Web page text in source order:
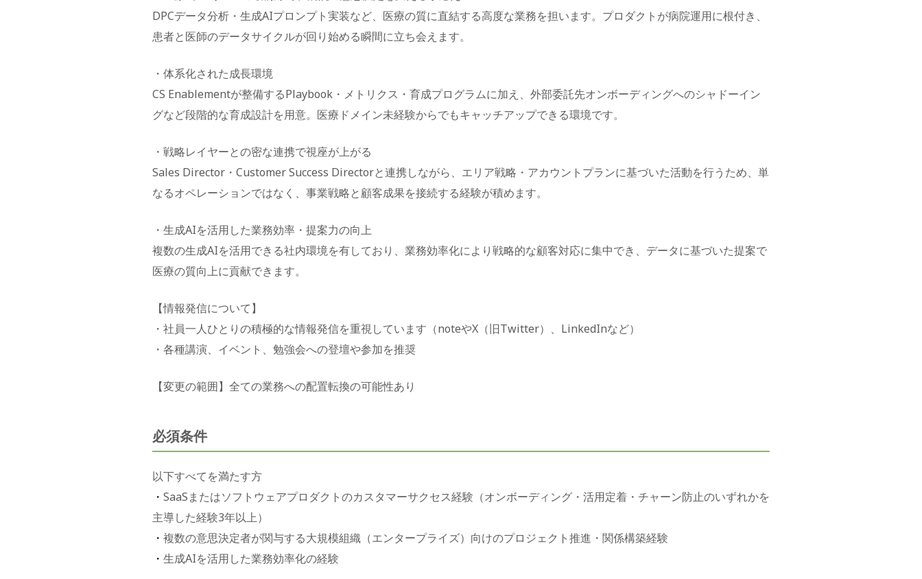
DPCデータ分析・生成AIプロンプト実装など、医療の質に直結する高度な業務を担います。プロダクトが病院運用に根付き、
患者と医師のデータサイクルが回り始める瞬間に立ち会えます。
・体系化された成長環境
CS Enablementが整備するPlaybook・メトリクス・育成プログラムに加え、外部委託先オンボーディングへのシャドーイン
グなど段階的な育成設計を用意。医療ドメイン未経験からでもキャッチアップできる環境です。
・戦略レイヤーとの密な連携で視座が上がる
Sales Director・Customer Success Directorと連携しながら、エリア戦略・アカウントプランに基づいた活動を行うため、単
なるオペレーションではなく、事業戦略と顧客成果を接続する経験が積めます。
・生成AIを活用した業務効率・提案力の向上
複数の生成AIを活用できる社内環境を有しており、業務効率化により戦略的な顧客対応に集中でき、データに基づいた提案で
医療の質向上に貢献できます。
【情報発信について】
・社員一人ひとりの積極的な情報発信を重視しています（noteやX（旧Twitter）、LinkedInなど）
・各種講演、イベント、勉強会への登壇や参加を推奨
【変更の範囲】全ての業務への配置転換の可能性あり
必須条件
以下すべてを満たす方
・ SaaSまたはソフトウェアプロダクトのカスタマーサクセス経験（オンボーディング・活用定着・チャーン防止のいずれかを
主導した経験3年以上）
・ 複数の意思決定者が関与する大規模組織（エンタープライズ）向けのプロジェクト推進・関係構築経験
・ 生成AIを活用した業務効率化の経験